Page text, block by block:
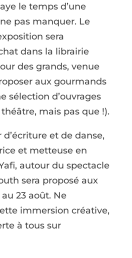
le temps d’une
pas manquer. Le
sera
dans la librairie
des grands, venue
aux gourmands
sélection d’ouvrages
mais pas que !).
et de danse,
et metteuse en
autour du spectacle
sera proposé aux
23 août. Ne
immersion créative,
à tous sur